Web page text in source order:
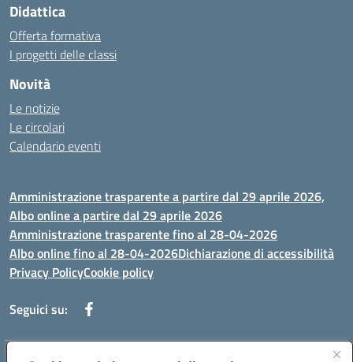
Didattica
Offerta formativa
I progetti delle classi
Novità
Le notizie
Le circolari
Calendario eventi
Amministrazione trasparente a partire dal 29 aprile 2026,
Albo online a partire dal 29 aprile 2026
Amministrazione trasparente fino al 28-04-2026
Albo online fino al 28-04-2026Dichiarazione di accessibilità
Privacy PolicyCookie policy
Seguici su: